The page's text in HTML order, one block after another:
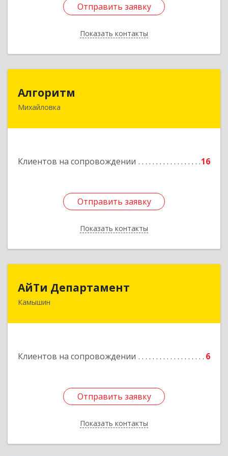
Отправить заявку
Показать контакты
Отправить заявку
Назад
Алгоритм
Михайловка
Клиентов на сопровождении 16
Отправить заявку
Показать контакты
Отправить заявку
Назад
АйТи Департамент
Камышин
Клиентов на сопровождении 6
Отправить заявку
Показать контакты
Отправить заявку
Назад